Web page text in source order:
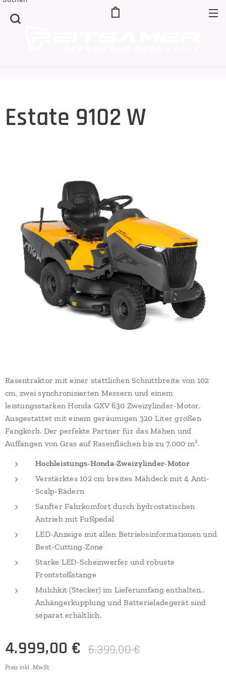
Estate 9102 W
Rasentraktor mit einer stattlichen Schnittbreite von 102
cm, zwei synchronisierten Messern und einem
leistungsstarken Honda GXV 630 Zweizylinder-Motor.
Ausgestattet mit einem geräumigen 320 Liter großen
Fangkorb. Der perfekte Partner für das Mähen und
Auffangen von Gras auf Rasenflächen bis zu 7.000 m².
Hochleistungs-Honda-Zweizylinder-Motor
Verstärktes 102 cm breites Mähdeck mit 4 Anti-
Scalp-Rädern
Sanfter Fahrkomfort durch hydrostatischen
Antrieb mit Fußpedal
LED-Anzeige mit allen Betriebsinformationen und
Best-Cutting-Zone
Starke LED-Scheinwerfer und robuste
Frontstoßstange
Mulchkit (Stecker) im Lieferumfang enthalten..
Anhängerkupplung und Batterieladegerät sind
separat erhältlich.
4.999,00 € 6.399,00€
Preis inkl. MwSt.